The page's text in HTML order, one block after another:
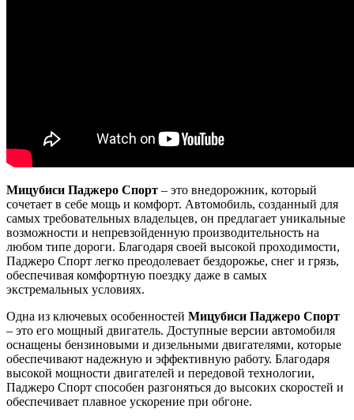
Мицубиси Паджеро Спорт – это внедорожник, который
сочетает в себе мощь и комфорт. Автомобиль, созданный для
самых требовательных владельцев, он предлагает уникальные
возможности и непревзойденную производительность на
любом типе дороги. Благодаря своей высокой проходимости,
Паджеро Спорт легко преодолевает бездорожье, снег и грязь,
обеспечивая комфортную поездку даже в самых
экстремальных условиях.
Одна из ключевых особенностей Мицубиси Паджеро Спорт
– это его мощный двигатель. Доступные версии автомобиля
оснащены бензиновыми и дизельными двигателями, которые
обеспечивают надежную и эффективную работу. Благодаря
высокой мощности двигателей и передовой технологии,
Паджеро Спорт способен разгоняться до высоких скоростей и
обеспечивает плавное ускорение при обгоне.